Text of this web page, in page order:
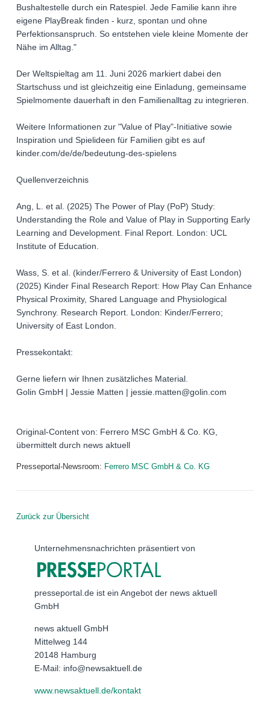
Bushaltestelle durch ein Ratespiel. Jede Familie kann ihre
eigene PlayBreak finden - kurz, spontan und ohne
Perfektionsanspruch. So entstehen viele kleine Momente der
Nähe im Alltag."
Der Weltspieltag am 11. Juni 2026 markiert dabei den
Startschuss und ist gleichzeitig eine Einladung, gemeinsame
Spielmomente dauerhaft in den Familienalltag zu integrieren.
Weitere Informationen zur "Value of Play"-Initiative sowie
Inspiration und Spielideen für Familien gibt es auf
kinder.com/de/de/bedeutung-des-spielens
Quellenverzeichnis
Ang, L. et al. (2025) The Power of Play (PoP) Study:
Understanding the Role and Value of Play in Supporting Early
Learning and Development. Final Report. London: UCL
Institute of Education.
Wass, S. et al. (kinder/Ferrero & University of East London)
(2025) Kinder Final Research Report: How Play Can Enhance
Physical Proximity, Shared Language and Physiological
Synchrony. Research Report. London: Kinder/Ferrero;
University of East London.
Pressekontakt:
Gerne liefern wir Ihnen zusätzliches Material.
Golin GmbH | Jessie Matten | jessie.matten@golin.com
Original-Content von: Ferrero MSC GmbH & Co. KG,
übermittelt durch news aktuell
Presseportal-Newsroom: Ferrero MSC GmbH & Co. KG
Zurück zur Übersicht
Unternehmensnachrichten präsentiert von
presseportal.de ist ein Angebot der news aktuell
GmbH
news aktuell GmbH
Mittelweg 144
20148 Hamburg
E-Mail: info@newsaktuell.de
www.newsaktuell.de/kontakt